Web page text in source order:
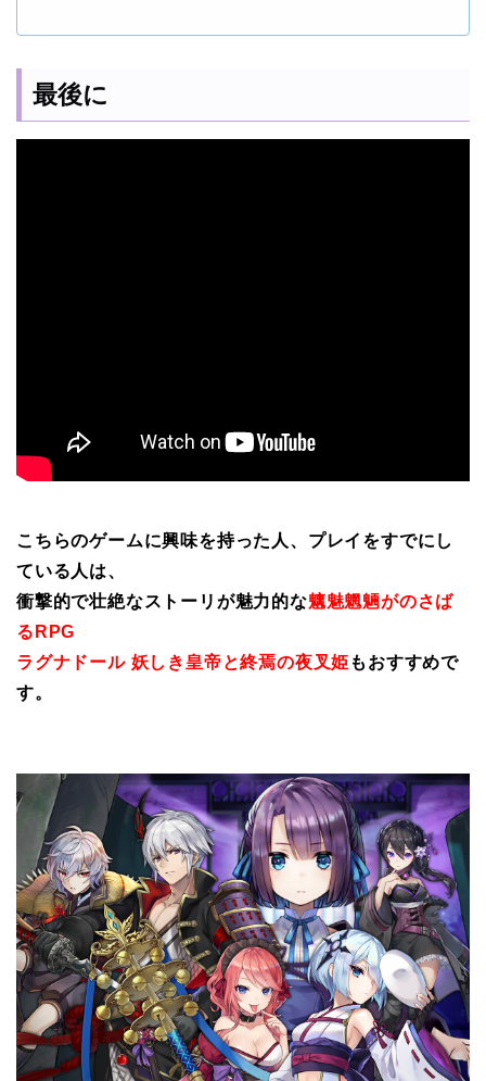
最後に
こちらのゲームに興味を持った人、プレイをすでにし
ている人は、
衝撃的で壮絶なストーリが魅力的な魑魅魍魎がのさば
るRPG
ラグナドール 妖しき皇帝と終焉の夜叉姫 もおすすめで
す。